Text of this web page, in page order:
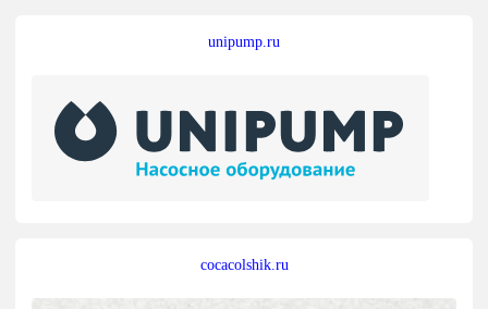
unipump.ru
cocacolshik.ru